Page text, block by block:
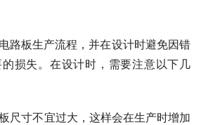
路板生产流程，并在设计时避免因错
损失。在设计时，需要注意以下几
尺寸不宜过大，这样会在生产时增加